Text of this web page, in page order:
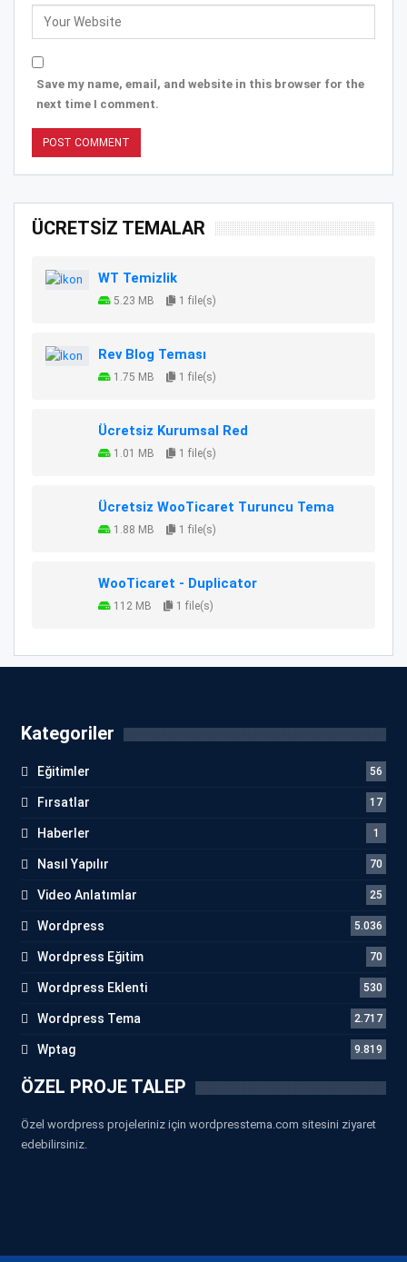
Save my name, email, and website in this browser for the
next time I comment.
ÜCRETSİZ TEMALAR
WT Temizlik
5.23 MB 1 file(s)
Rev Blog Teması
1.75 MB 1 file(s)
Ücretsiz Kurumsal Red
1.01 MB 1 file(s)
Ücretsiz WooTicaret Turuncu Tema
1.88 MB 1 file(s)
WooTicaret - Duplicator
112 MB 1 file(s)
Kategoriler
Eğitimler 56
Fırsatlar 17
Haberler 1
Nasıl Yapılır 70
Video Anlatımlar 25
Wordpress 5.036
Wordpress Eğitim 70
Wordpress Eklenti 530
Wordpress Tema 2.717
Wptag 9.819
ÖZEL PROJE TALEP
Özel wordpress projeleriniz için wordpresstema.com sitesini ziyaret
edebilirsiniz.